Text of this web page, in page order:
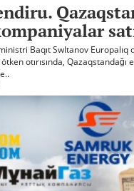
Baqıt Swltanov
otırısında, Qazaqstandağı